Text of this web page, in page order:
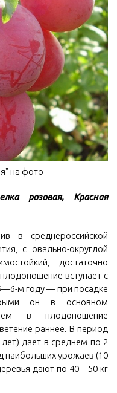
на фото
розовая, Красная
в среднероссийской
с овально-округлой
достаточно
вступает с
м году — при посадке
он в основном
в плодоношение
раннее. В период
дает в среднем по 2
наибольших урожаев (10
дают по 40—50 кг